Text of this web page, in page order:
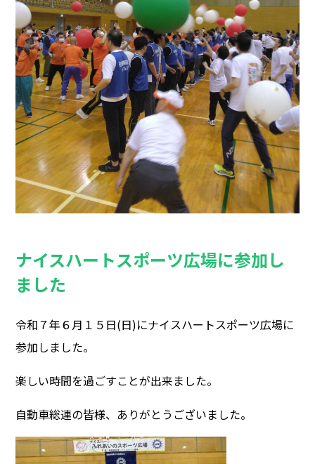
ナイスハートスポーツ広場に参加し
ました
令和７年６月１５日(日)にナイスハートスポーツ広場に
参加しました。
楽しい時間を過ごすことが出来ました。
自動車総連の皆様、ありがとうございました。